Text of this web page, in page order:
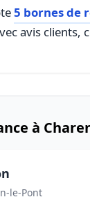
5 bornes de
avis clients,
à
le-Pont